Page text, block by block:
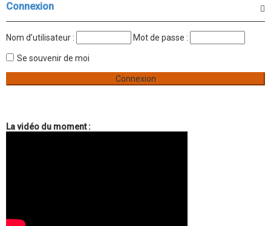
c
h
e
c
h
n
Connexion
Nom d’utilisateur : Mot de passe :
Se souvenir de moi
La vidéo du moment :